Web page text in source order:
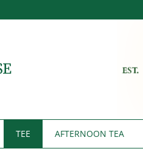
TEE AFTERNOON TEA